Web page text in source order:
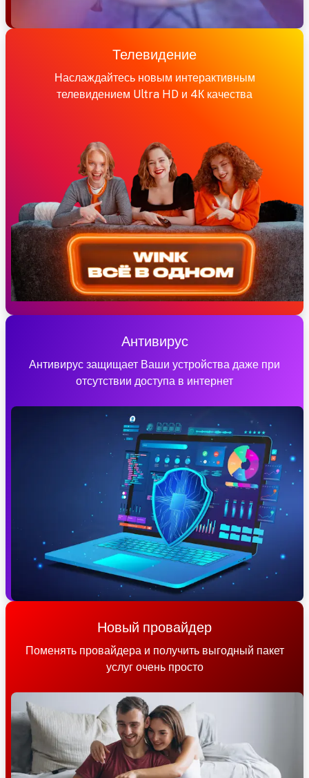
Телевидение
Наслаждайтесь новым интерактивным
телевидением Ultra HD и 4К качества
Антивирус
Антивирус защищает Ваши устройства даже при
отсутствии доступа в интернет
Новый провайдер
Поменять провайдера и получить выгодный пакет
услуг очень просто